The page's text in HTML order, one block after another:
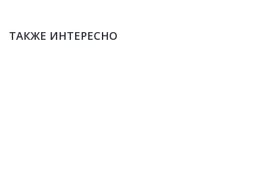
ТАКЖЕ ИНТЕРЕСНО